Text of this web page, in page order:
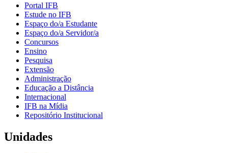
Portal IFB
Estude no IFB
Espaço do/a Estudante
Espaço do/a Servidor/a
Concursos
Ensino
Pesquisa
Extensão
Administração
Educação a Distância
Internacional
IFB na Mídia
Repositório Institucional
Unidades